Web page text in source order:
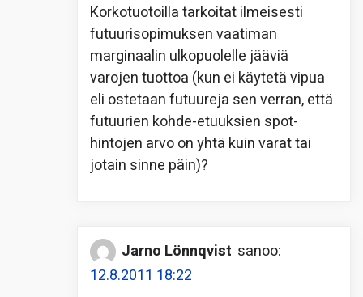
Korkotuotoilla tarkoitat ilmeisesti
futuurisopimuksen vaatiman
marginaalin ulkopuolelle jääviä
varojen tuottoa (kun ei käytetä vipua
eli ostetaan futuureja sen verran, että
futuurien kohde-etuuksien spot-
hintojen arvo on yhtä kuin varat tai
jotain sinne päin)?
Jarno Lönnqvist sanoo:
12.8.2011 18:22